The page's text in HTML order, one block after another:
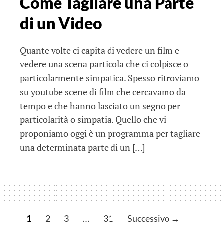
di un Video
Quante volte ci capita di vedere un film e
vedere una scena particola che ci colpisce o
particolarmente simpatica. Spesso ritroviamo
su youtube scene di film che cercavamo da
tempo e che hanno lasciato un segno per
particolarità o simpatia. Quello che vi
proponiamo oggi è un programma per tagliare
una determinata parte di un […]
1 2 3 … 31 Successivo →